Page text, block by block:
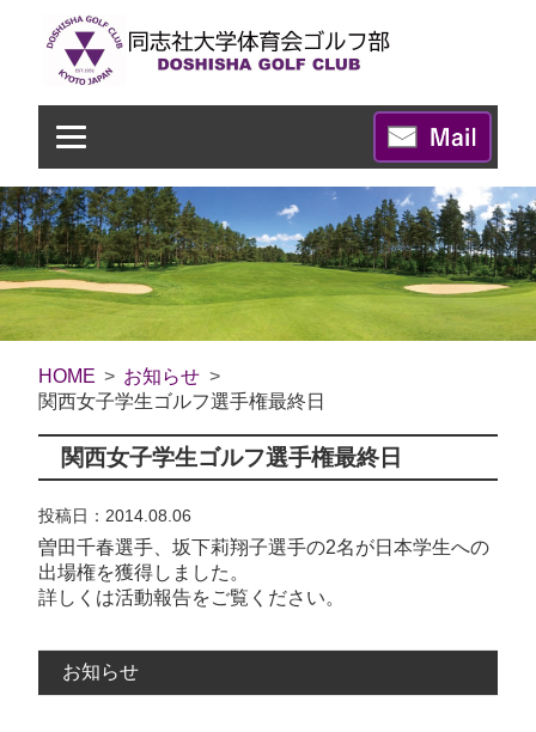
HOME
お知らせ
関西女子学生ゴルフ選手権最終日
関西女子学生ゴルフ選手権最終日
投稿日：2014.08.06
曽田千春選手、坂下莉翔子選手の2名が日本学生への
出場権を獲得しました。
詳しくは活動報告をご覧ください。
お知らせ